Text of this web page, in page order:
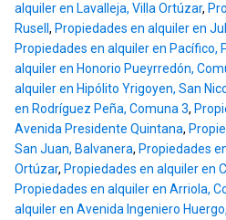
alquiler en Lavalleja, Villa Ortúzar,
Rusell , Propiedades en alquiler en
Propiedades en alquiler en Pacífico,
alquiler en Honorio Pueyrredón,
alquiler en Hipólito Yrigoyen, San
en Rodríguez Peña, Comuna 3,
Avenida Presidente Quintana,
San Juan, Balvanera, Propiedades
Ortúzar, Propiedades en alquiler en
Propiedades en alquiler en Arriola,
alquiler en Avenida Ingeniero